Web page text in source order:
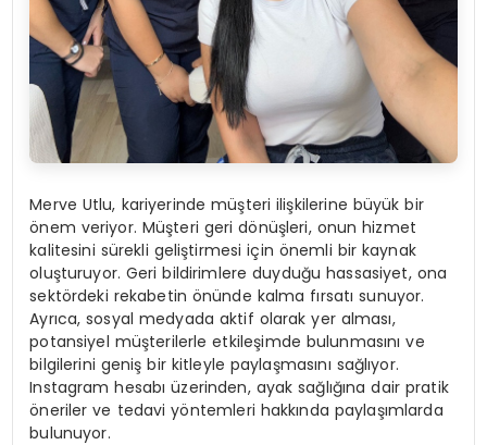
Merve Utlu, kariyerinde müşteri ilişkilerine büyük bir
önem veriyor. Müşteri geri dönüşleri, onun hizmet
kalitesini sürekli geliştirmesi için önemli bir kaynak
oluşturuyor. Geri bildirimlere duyduğu hassasiyet, ona
sektördeki rekabetin önünde kalma fırsatı sunuyor.
Ayrıca, sosyal medyada aktif olarak yer alması,
potansiyel müşterilerle etkileşimde bulunmasını ve
bilgilerini geniş bir kitleyle paylaşmasını sağlıyor.
Instagram hesabı üzerinden, ayak sağlığına dair pratik
öneriler ve tedavi yöntemleri hakkında paylaşımlarda
bulunuyor.